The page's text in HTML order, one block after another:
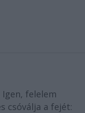
felelem
csóválja a fejét: